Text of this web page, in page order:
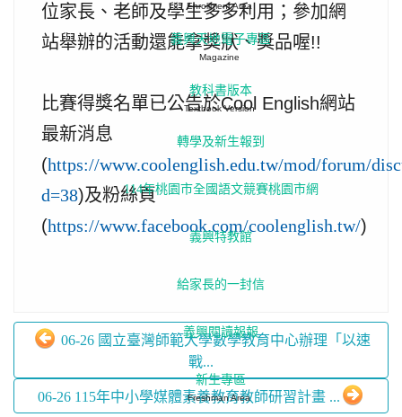
位家長、老師及學生多多利用；參加網
站舉辦的活動還能拿獎狀、獎品喔!!
比賽得獎名單已公告於Cool English網站
最新消息
(https://www.coolenglish.edu.tw/mod/forum/
d=38)及粉絲頁
(https://www.facebook.com/coolenglish.tw/)
06-26 國立臺灣師範大學數學教育中心辦理「以速
戰...
06-26 115年中小學媒體素養教育教師研習計畫 ...
Enrollment Area
義興天地電子專區
Magazine
教科書版本
Textbook Version
轉學及新生報到
114年桃園市全國語文競賽桃園市網
義興特教館
給家長的一封信
義興閱讀報報
新生專區
Freshman Area